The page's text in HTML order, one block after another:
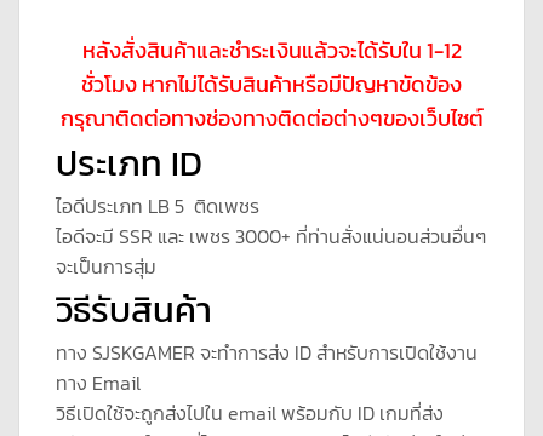
หลังสั่งสินค้าและชำระเงินแล้วจะได้รับใน 1-12
ชั่วโมง หากไม่ได้รับสินค้าหรือมีปัญหาขัดข้อง
กรุณาติดต่อทางช่องทางติดต่อต่างๆของเว็บไซต์
ประเภท ID
ไอดีประเภท LB 5 ติดเพชร
ไอดีจะมี SSR และ เพชร 3000+ ที่ท่านสั่งแน่นอนส่วนอื่นๆ
จะเป็นการสุ่ม
วิธีรับสินค้า
ทาง SJSKGAMER จะทำการส่ง ID สำหรับการเปิดใช้งาน
ทาง Email
วิธีเปิดใช้จะถูกส่งไปใน email พร้อมกับ ID เกมที่ส่ง